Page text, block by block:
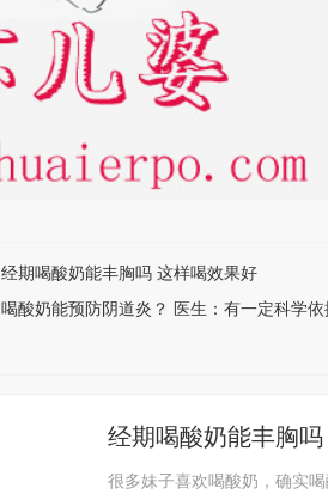
经期喝酸奶能丰胸吗 这样喝效果好
喝酸奶能预防阴道炎？ 医生：有一定科学依
经期喝酸奶能丰胸
很多妹子喜欢喝酸奶，确实